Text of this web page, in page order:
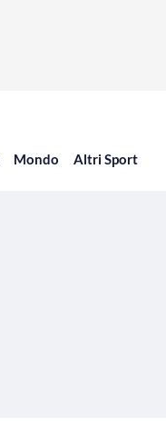
Mondo Altri Sport